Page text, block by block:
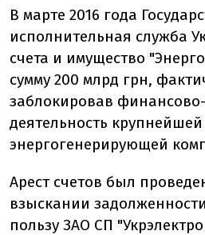
В марте 2016 года
исполнительная служба
счета и имущество
сумму 200 млрд грн,
заблокировав
деятельность
энергогенерирующей
Арест счетов был
взыскании
пользу ЗАО СП